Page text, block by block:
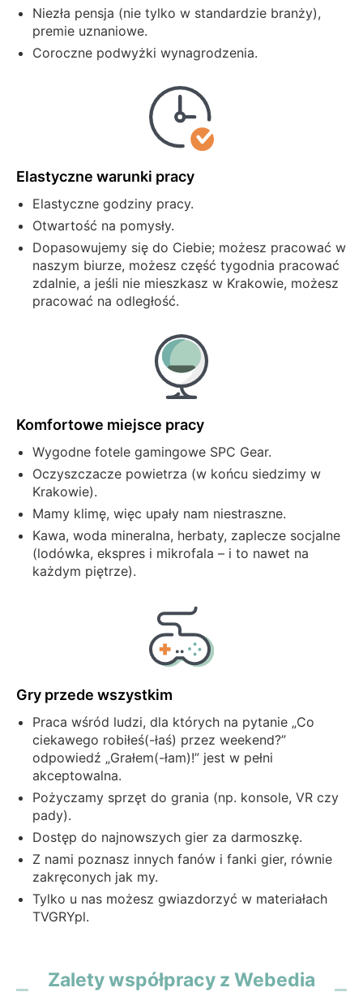
Niezła pensja (nie tylko w standardzie branży),
premie uznaniowe.
Coroczne podwyżki wynagrodzenia.
Elastyczne warunki pracy
Elastyczne godziny pracy.
Otwartość na pomysły.
Dopasowujemy się do Ciebie; możesz pracować w
naszym biurze, możesz część tygodnia pracować
zdalnie, a jeśli nie mieszkasz w Krakowie, możesz
pracować na odległość.
Komfortowe miejsce pracy
Wygodne fotele gamingowe SPC Gear.
Oczyszczacze powietrza (w końcu siedzimy w
Krakowie).
Mamy klimę, więc upały nam niestraszne.
Kawa, woda mineralna, herbaty, zaplecze socjalne
(lodówka, ekspres i mikrofala – i to nawet na
każdym piętrze).
Gry przede wszystkim
Praca wśród ludzi, dla których na pytanie „Co
ciekawego robiłeś(-łaś) przez weekend?”
odpowiedź „Grałem(-łam)!” jest w pełni
akceptowalna.
Pożyczamy sprzęt do grania (np. konsole, VR czy
pady).
Dostęp do najnowszych gier za darmoszkę.
Z nami poznasz innych fanów i fanki gier, równie
zakręconych jak my.
Tylko u nas możesz gwiazdorzyć w materiałach
TVGRYpl.
Zalety współpracy z Webedia